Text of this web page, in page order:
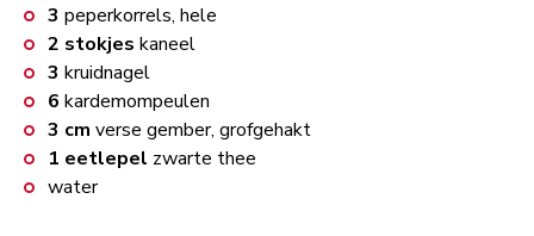
3 peperkorrels, hele
2 stokjes kaneel
3 kruidnagel
6 kardemompeulen
3 cm verse gember, grofgehakt
1 eetlepel zwarte thee
water